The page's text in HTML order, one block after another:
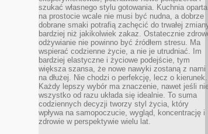
szukać własnego stylu gotowania. Kuchnia oparta
na prostocie wcale nie musi być nudna, a dobrze
dobrane smaki potrafią zachęcić do trwałej
bardziej niż jakikolwiek zakaz. Ostatecznie
odżywianie nie powinno być źródłem stresu. Ma
wspierać codzienne życie, a nie je utrudniać. Im
bardziej elastyczne i życiowe podejście, tym
większa szansa, że nowe nawyki zostaną z nami
na dłużej. Nie chodzi o perfekcję, lecz o kierunek.
Każdy lepszy wybór ma znaczenie, nawet jeśli
wszystko od razu układa się idealnie. To suma
codziennych decyzji tworzy styl życia, który
wpływa na samopoczucie, wygląd, koncentrację i
zdrowie w perspektywie wielu lat.